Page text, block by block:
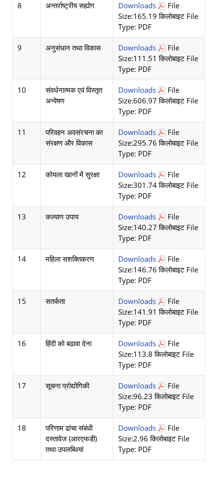
8 अन्तर्राष्ट्रीय सह्योग Downloads
File
Size:165.19 किलोबाइट File
Type: PDF
9 अनुसंधान तथा विकास Downloads
File
Size:111.51 किलोबाइट File
Type: PDF
10
संवर्धनात्मक एवं विस्तृत
अन्वेषण
Downloads
File
Size:606.97 किलोबाइट File
Type: PDF
11
परिवहन अवसंरचना का
संरक्षण और विकास
Downloads
File
Size:295.76 किलोबाइट File
Type: PDF
12 कोयला खानों में सुरक्षा Downloads
File
Size:301.74 किलोबाइट File
Type: PDF
13 कल्याण उपाय Downloads
File
Size:140.27 किलोबाइट File
Type: PDF
14 महिला सशक्तिकरण Downloads
File
Size:146.76 किलोबाइट File
Type: PDF
15 सतर्कता Downloads
File
Size:141.91 किलोबाइट File
Type: PDF
16 हिंदी को बढावा देना Downloads
File
Size:113.8 किलोबाइट File
Type: PDF
17 सूचना प्रोद्योगिकी Downloads
File
Size:96.23 किलोबाइट File
Type: PDF
18
परिणाम ढांचा संबंधी
दस्तावेज (आरएफडी)
तथा उपलब्धियां
Downloads
File
Size:2.96 किलोबाइट File
Type: PDF